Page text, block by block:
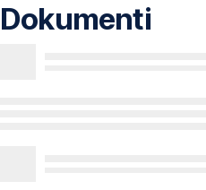
Dokumenti